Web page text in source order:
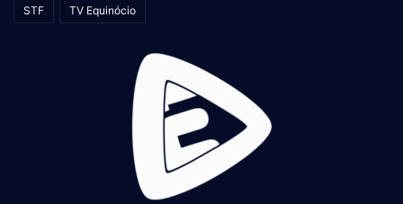
STF TV Equinócio